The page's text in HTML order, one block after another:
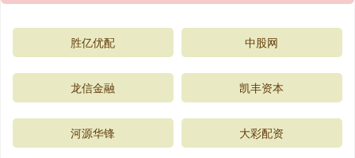
胜亿优配 中股网
龙信金融 凯丰资本
河源华锋 大彩配资